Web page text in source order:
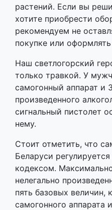
растений. Если вы
хотите приобрести
рекомендуем не
покупке или
Наш светлогорский
только травкой. У
самогонный аппарат и
произведенного
сигнальный пистолет
нему.
Стоит отметить, что
Беларуси
кодексом.
нелегально
пять базовых величин,
самогонного аппарата